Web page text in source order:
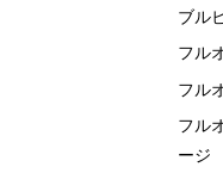
ブル
フル
フル
フル
ージ